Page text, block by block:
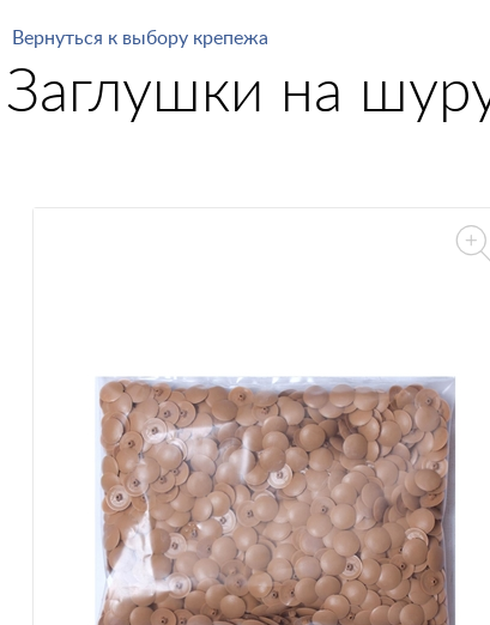
Вернуться к выбору крепежа
Заглушки на